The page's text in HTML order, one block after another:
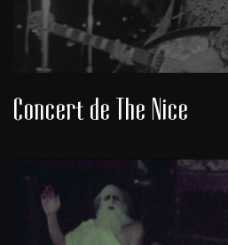
Concert de The Nice